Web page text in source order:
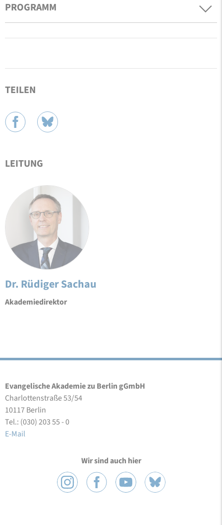
PROGRAMM
TEILEN
LEITUNG
Dr. Rüdiger Sachau
Akademiedirektor
Evangelische Akademie zu Berlin gGmbH
Charlottenstraße 53/54
10117 Berlin
Tel.: (030) 203 55 - 0
E-Mail
Wir sind auch hier